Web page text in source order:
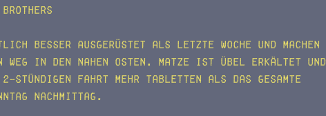
Brothers
besser ausgerüstet als letzte Woche und machen
Weg in den nahen Osten. Matze ist übel erkältet und
stündigen Fahrt mehr Tabletten als das gesamte
nachmittag.